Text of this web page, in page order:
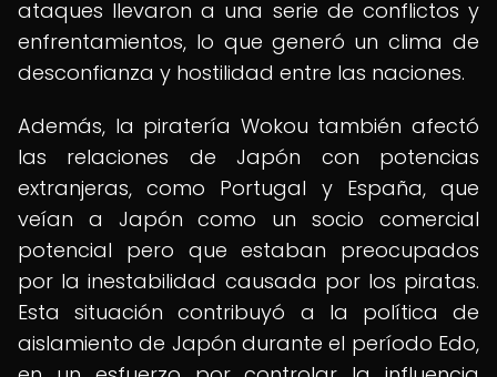
ataques llevaron a una serie de conflictos y
enfrentamientos, lo que generó un clima de
desconfianza y hostilidad entre las naciones.
Además, la piratería Wokou también afectó
las relaciones de Japón con potencias
extranjeras, como Portugal y España, que
veían a Japón como un socio comercial
potencial pero que estaban preocupados
por la inestabilidad causada por los piratas.
Esta situación contribuyó a la política de
aislamiento de Japón durante el período Edo,